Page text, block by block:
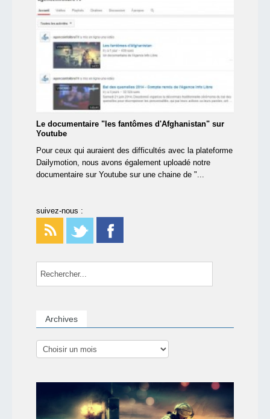
Le documentaire "les fantômes d'Afghanistan" sur
Youtube
Pour ceux qui auraient des difficultés avec la plateforme
Dailymotion, nous avons également uploadé notre
documentaire sur Youtube sur une chaine de "...
suivez-nous :
Archives